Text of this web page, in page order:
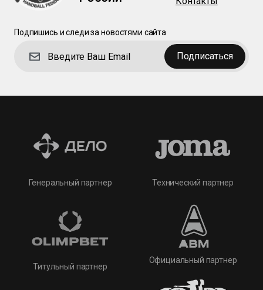
Подпишись и следи за новостями сайта
Подписаться
Генеральный партнер
Титульный партнер
Технический партнер
Официальный партнер